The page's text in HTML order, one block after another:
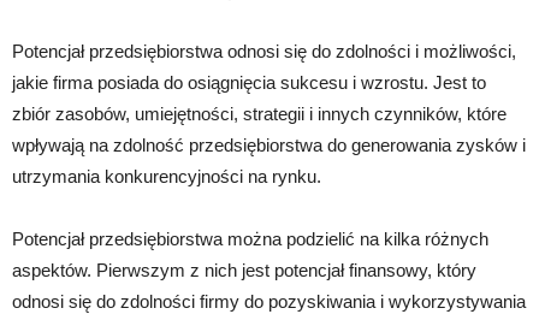
Potencjał przedsiębiorstwa odnosi się do zdolności i możliwości,
jakie firma posiada do osiągnięcia sukcesu i wzrostu. Jest to
zbiór zasobów, umiejętności, strategii i innych czynników, które
wpływają na zdolność przedsiębiorstwa do generowania zysków i
utrzymania konkurencyjności na rynku.
Potencjał przedsiębiorstwa można podzielić na kilka różnych
aspektów. Pierwszym z nich jest potencjał finansowy, który
odnosi się do zdolności firmy do pozyskiwania i wykorzystywania